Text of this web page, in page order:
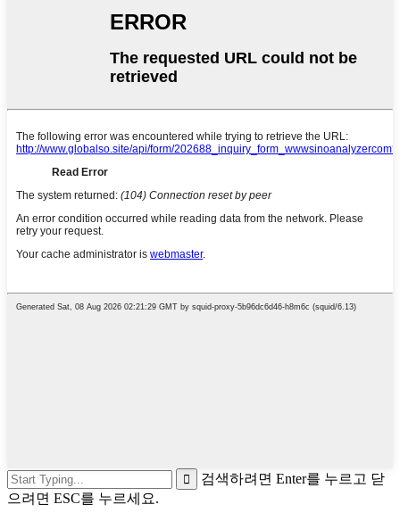
검색하려면 Enter를 누르고 닫
으려면 ESC를 누르세요.